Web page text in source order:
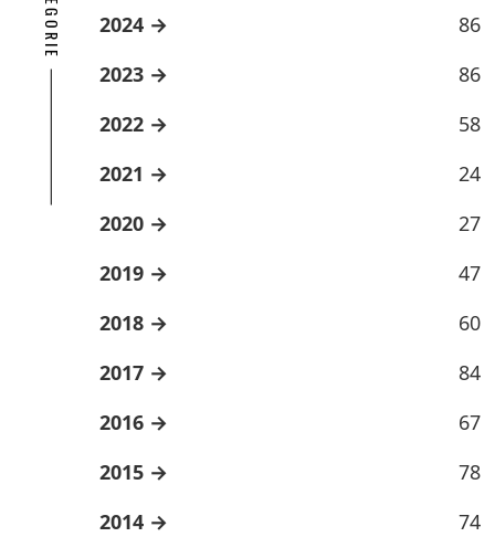
2024
86
2023
86
2022
58
2021
24
2020
27
2019
47
2018
60
2017
84
2016
67
2015
78
2014
74